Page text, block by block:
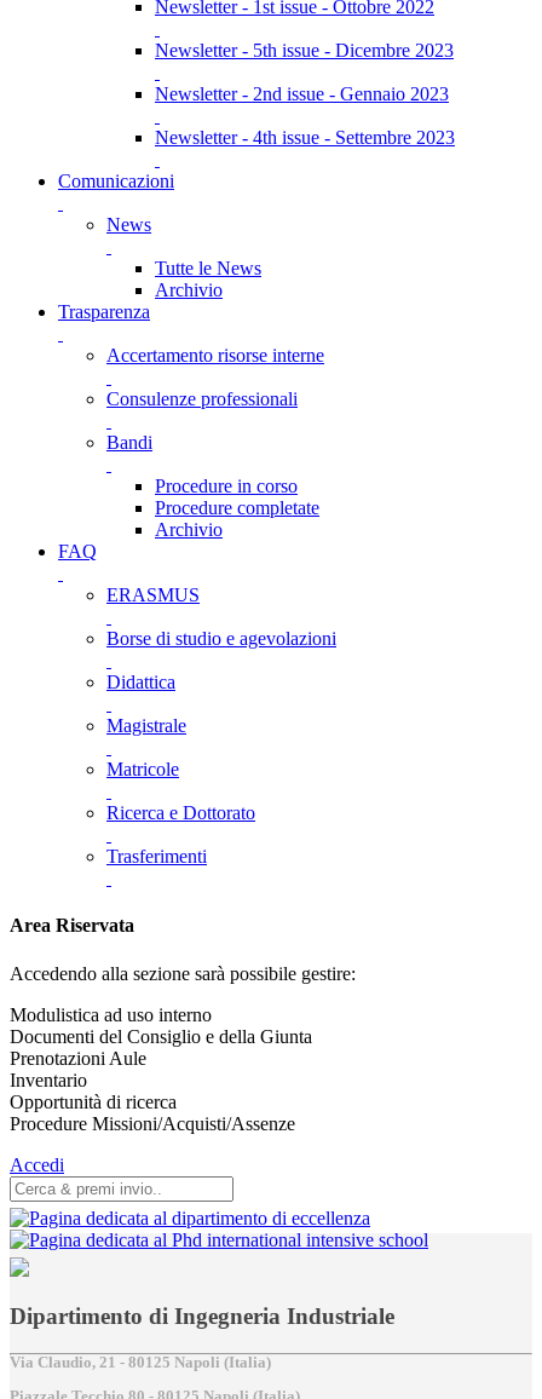
Newsletter - 1st issue - Ottobre 2022
Newsletter - 5th issue - Dicembre 2023
Newsletter - 2nd issue - Gennaio 2023
Newsletter - 4th issue - Settembre 2023
Comunicazioni
News
Tutte le News
Archivio
Trasparenza
Accertamento risorse interne
Consulenze professionali
Bandi
Procedure in corso
Procedure completate
Archivio
FAQ
ERASMUS
Borse di studio e agevolazioni
Didattica
Magistrale
Matricole
Ricerca e Dottorato
Trasferimenti
Area Riservata
Accedendo alla sezione sarà possibile gestire:
Modulistica ad uso interno
Documenti del Consiglio e della Giunta
Prenotazioni Aule
Inventario
Opportunità di ricerca
Procedure Missioni/Acquisti/Assenze
Accedi
Dipartimento di Ingegneria Industriale
Via Claudio, 21 - 80125 Napoli (Italia)